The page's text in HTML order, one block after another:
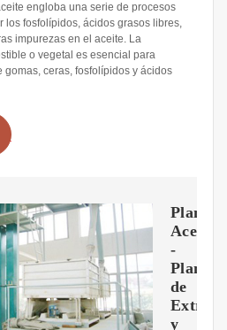
engloba una serie de procesos
los fosfolípidos, ácidos grasos libres,
impurezas en el aceite. La
o vegetal es esencial para
ceras, fosfolípidos y ácidos
Plantas
-
Plantas
de
y